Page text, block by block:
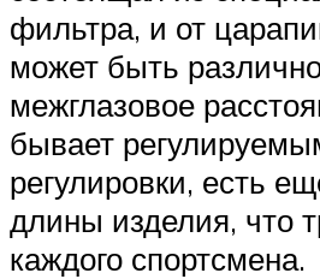
фильтра, и от
может быть
межглазовое
бывает
регулировки, есть
длины изделия, что
каждого спортсмена.